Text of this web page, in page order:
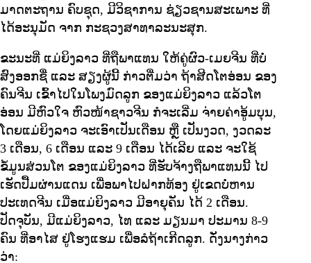
ມາດຕະຖານ ຄົບຊຸດ, ມີວິຊາການ ຊ່ຽວຊານສະເພາະ ທີ່
ໄດ້ອະນຸມັດ ຈາກ ກະຊວງສາທາລະນະສຸກ.
ຂະນະທີ່ ແມ່ຍິງລາວ ທີ່ຖືພາແທນ ໃຫ້ຄູ່ຜົວ-ເມຍຈີນ ທີ່ບໍ່
ສົງອອກຊື່ ແລະ ສຽງຜູ້ນີ້ ກ່າວຕື່ມວ່າ ຖ້າສີດໂຕອ່ອນ ຂອງ
ຄົນຈີນ ເຂົ້າໄປໃນໂພງມົດລູກ ຂອງແມ່ຍິງລາວ ແລ້ວໂຕ
ອ່ອນ ມີຫົວໃຈ ຫົວໜ້າຊາວຈີນ ກໍຈະເລີ່ມ ຈ່າຍຄ່າອູ້ມບຸນ,
ໂດຍແມ່ຍິງລາວ ຈະເອົາເປັນເດືອນ ຫຼື ເປັນງວດ, ງວດລະ
3 ເດືອນ, 6 ເດືອນ ແລະ 9 ເດືອນ ໄດ້ເລີຍ ແລະ ຈະໃຊ້
ຂໍ້ມູນສ່ວນໂຕ ຂອງແມ່ຍິງລາວ ທີ່ຮັບຈ້າງຖືພາແທນນີ້ ໄປ
ເຮັດປື້ມຜ່ານແດນ ເພື່ອພາໄປຝາກທ້ອງ ຢູ່ເຂດບໍ່ຫານ
ປະເທດຈີນ ເມື່ອແມ່ຍິງລາວ ມີອາຍຸຄັນ ໄດ້ 2 ເດືອນ.
ປັດຈຸບັນ, ມີແມ່ຍິງລາວ, ໄທ ແລະ ມຽນມາ ປະມານ 8-9
ຄົນ ທີ່ອາໄສ ຢູ່ໂຮງແຮມ ເພື່ອລໍຖ້າເກີດລູກ. ດັ່ງນາງກ່າວ
ວ່າ: